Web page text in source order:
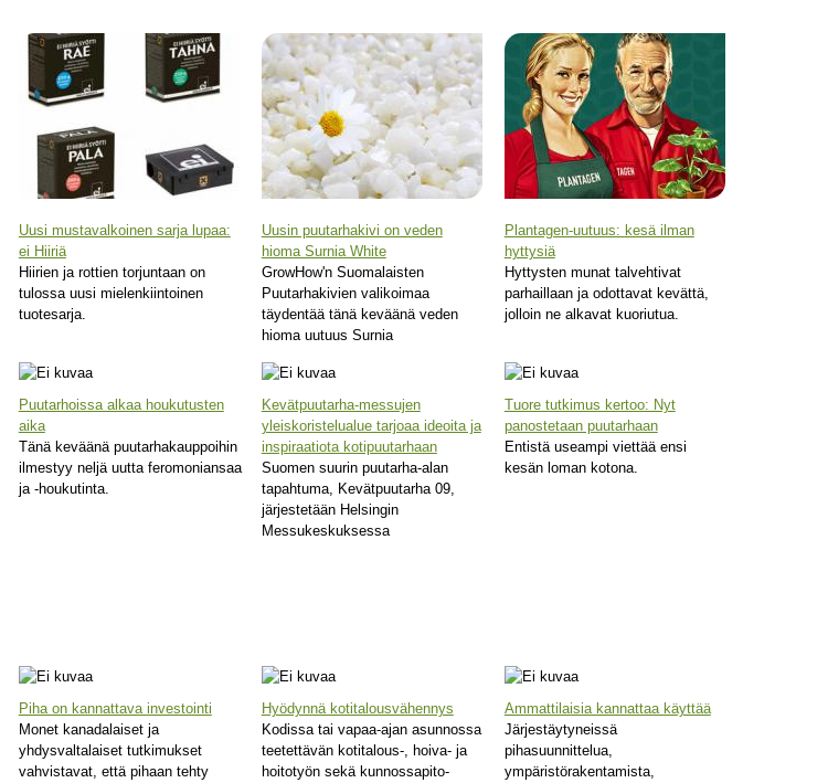
Uusi mustavalkoinen sarja lupaa:
ei Hiiriä
Hiirien ja rottien torjuntaan on
tulossa uusi mielenkiintoinen
tuotesarja.
Uusin puutarhakivi on veden
hioma Surnia White
GrowHow'n Suomalaisten
Puutarhakivien valikoimaa
täydentää tänä keväänä veden
hioma uutuus Surnia
Plantagen-uutuus: kesä ilman
hyttysiä
Hyttysten munat talvehtivat
parhaillaan ja odottavat kevättä,
jolloin ne alkavat kuoriutua.
Puutarhoissa alkaa houkutusten
aika
Tänä keväänä puutarhakauppoihin
ilmestyy neljä uutta feromoniansaa
ja -houkutinta.
Kevätpuutarha-messujen
yleiskoristelualue tarjoaa ideoita ja
inspiraatiota kotipuutarhaan
Suomen suurin puutarha-alan
tapahtuma, Kevätpuutarha 09,
järjestetään Helsingin
Messukeskuksessa
Tuore tutkimus kertoo: Nyt
panostetaan puutarhaan
Entistä useampi viettää ensi
kesän loman kotona.
Piha on kannattava investointi
Monet kanadalaiset ja
yhdysvaltalaiset tutkimukset
vahvistavat, että pihaan tehty
Hyödynnä kotitalousvähennys
Kodissa tai vapaa-ajan asunnossa
teetettävän kotitalous-, hoiva- ja
hoitotyön sekä kunnossapito-
Ammattilaisia kannattaa käyttää
Järjestäytyneissä
pihasuunnittelua,
ympäristörakentamista,